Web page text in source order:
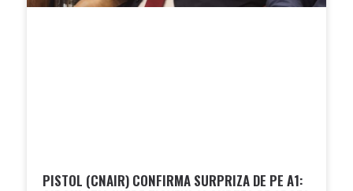
PISTOL (CNAIR) CONFIRMA SURPRIZA DE PE A1: